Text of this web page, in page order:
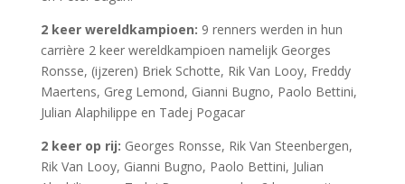
2 keer wereldkampioen: 9 renners werden in hun
carrière 2 keer wereldkampioen namelijk Georges
Ronsse, (ijzeren) Briek Schotte, Rik Van Looy, Freddy
Maertens, Greg Lemond, Gianni Bugno, Paolo Bettini,
Julian Alaphilippe en Tadej Pogacar
2 keer op rij: Georges Ronsse, Rik Van Steenbergen,
Rik Van Looy, Gianni Bugno, Paolo Bettini, Julian